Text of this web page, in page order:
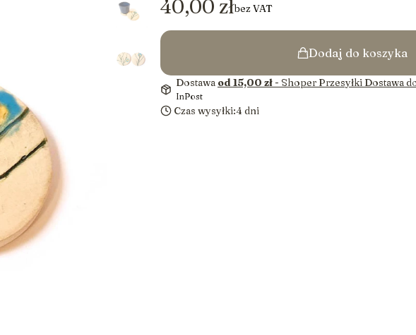
Cena
40,00 złbez VAT
Dodaj do koszyka
Dostawa od 15,00 zł - Shoper Przesyłki Dostawa
InPost
Czas wysyłki:4 dni